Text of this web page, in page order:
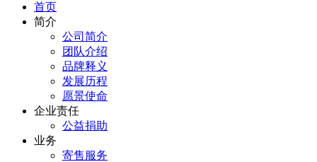
首页
简介
公司简介
团队介绍
品牌释义
发展历程
愿景使命
企业责任
公益捐助
业务
寄售服务